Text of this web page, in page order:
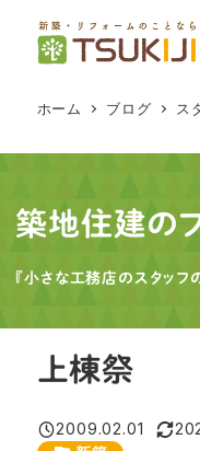
テ
ツ
へ
移
ホーム ブログ ス
築地住建の
『小さな工務店のスタッフ
上棟祭
投稿日
2009.02.01
更新